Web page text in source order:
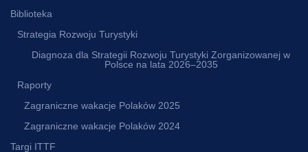
Biblioteka
Strategia Rozwoju Turystyki
Diagnoza dla Strategii Rozwoju Turystyki Zorganizowanej w
Polsce na lata 2026–2035
Raporty
Zagraniczne wakacje Polaków 2025
Zagraniczne wakacje Polaków 2024
Targi ITTF